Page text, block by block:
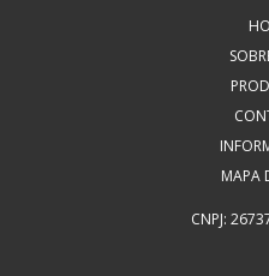
MAPA
CNPJ: